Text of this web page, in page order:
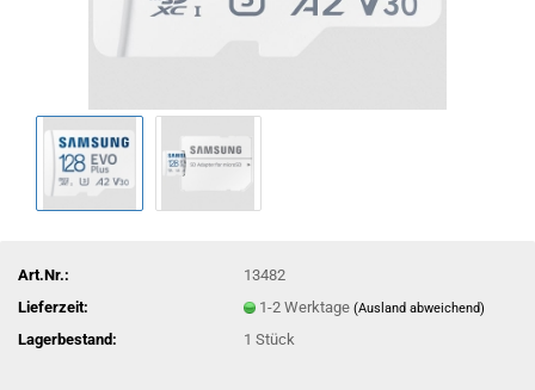
Art.Nr.:
13482
Lieferzeit:
1-2 Werktage(Ausland abweichend)
Lagerbestand: 1Stück